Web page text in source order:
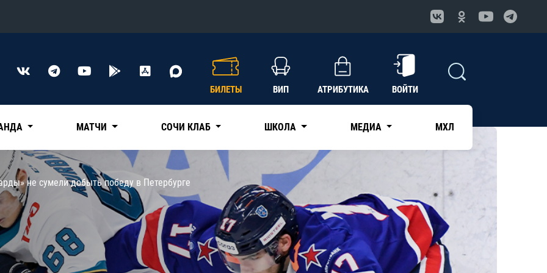
Конференция «Восток»
Нефтехимик
Трактор
Дивизион Чернышева
Авангард
Адмирал
КХЛ
БИЛЕТЫ ВИП АТРИБУТИКА ВОЙТИ
МАТЧИ СОЧИ КЛАБ ШКОЛА МЕДИА МХЛ
не сумели добыть победу в Петербурге